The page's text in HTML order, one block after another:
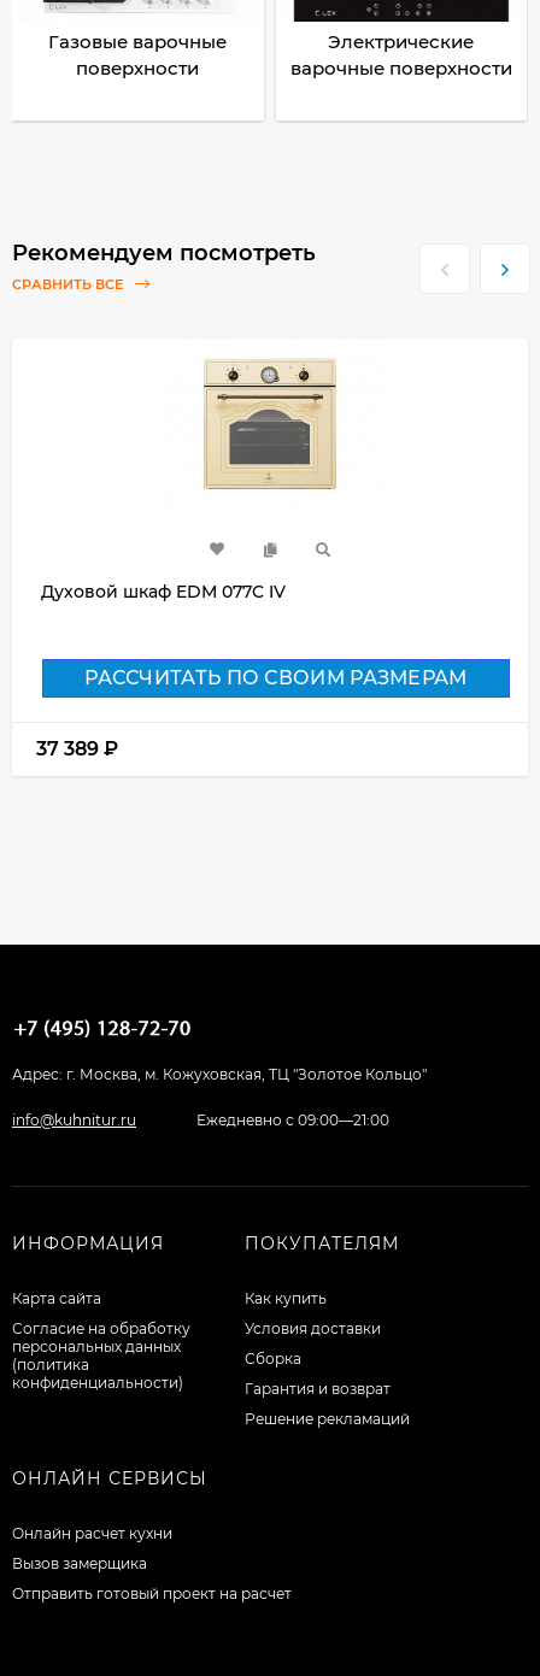
Газовые варочные
поверхности
Электрические
варочные поверхности
Рекомендуем посмотреть
СРАВНИТЬ ВСЕ
Духовой шкаф EDM 077C IV
РАССЧИТАТЬ ПО СВОИМ РАЗМЕРАМ
37 389 ₽
Адрес: г. Москва, м. Кожуховская, ТЦ "Золотое Кольцо"
info@kuhnitur.ru Ежедневно с 09:00—21:00
ИНФОРМАЦИЯ
Карта сайта
Согласие на обработку
персональных данных
(политика
конфиденциальности)
ПОКУПАТЕЛЯМ
Как купить
Условия доставки
Сборка
Гарантия и возврат
Решение рекламаций
ОНЛАЙН СЕРВИСЫ
Онлайн расчет кухни
Вызов замерщика
Отправить готовый проект на расчет